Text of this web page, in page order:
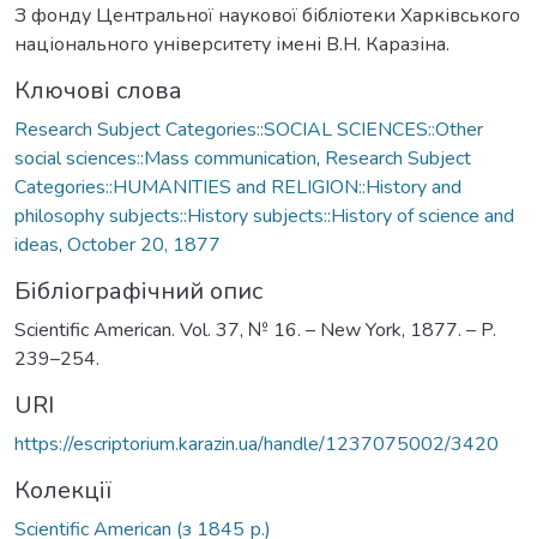
З фонду Центральної наукової бібліотеки Харківського
національного університету імені В.Н. Каразіна.
Ключові слова
Research Subject Categories::SOCIAL SCIENCES::Other
social sciences::Mass communication, Research Subject
Categories::HUMANITIES and RELIGION::History and
philosophy subjects::History subjects::History of science and
ideas, October 20, 1877
Бібліографічний опис
Scientific American. Vol. 37, № 16. – New York, 1877. – P.
239–254.
URI
https://escriptorium.karazin.ua/handle/1237075002/3420
Колекції
Scientific American (з 1845 р.)